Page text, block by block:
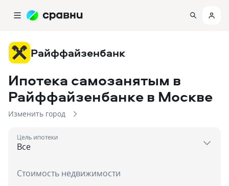
Райффайзенбанк
Ипотека самозанятым в
Райффайзенбанке в Москве
Изменить город
Цель ипотеки
Стоимость недвижимости